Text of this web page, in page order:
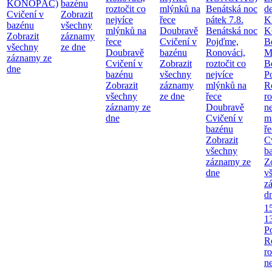
KONOPÁČ)
Cvičení v
bazénu
Zobrazit
všechny
záznamy ze
dne
bazénu
Zobrazit
všechny
záznamy
ze dne
roztočit co
nejvíce
mlýnků na
řece
Doubravě
Cvičení v
bazénu
Zobrazit
všechny
záznamy ze
dne
mlýnků na
řece
Doubravě
Cvičení v
bazénu
Zobrazit
všechny
záznamy
ze dne
Benátská noc
pátek 7.8.
Benátská noc
Pojďme,
Ronováci,
roztočit co
nejvíce
mlýnků na
řece
Doubravě
Cvičení v
bazénu
Zobrazit
všechny
záznamy ze
dne